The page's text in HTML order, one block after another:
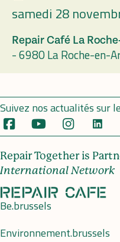
samedi 28
Repair Café La
-6980 La Roche-en-
Suivez nos actualités sur
Repair Together is
International Network
Be.brussels
Environnement.brussels